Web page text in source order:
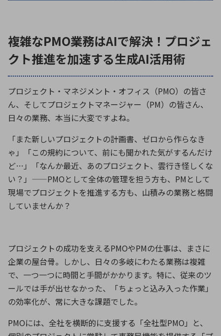
複雑なPMO業務はAIで解決！プロジェ
クト推進を加速する生成AI活用術
プロジェクト・マネジメント・オフィス（PMO）の皆さ
ん、そしてプロジェクトマネージャー（PM）の皆さん、
日々の業務、本当に大変ですよね。
「また新しいプロジェクトの計画書、ゼロから作らなき
ゃ」「この規約について、前にも聞かれた気がするんだけ
ど… 」「なんか最近、あのプロジェクト、雲行き怪しくな
い？」 ——PMOとして全体の管理を担う方も、 PM として
現場でプロジェクトを推進する方も、山積みの業務と格闘
していませんか？
プロジェクトの成功を支えるPMOやPMの仕事は、まさに
企業の屋台骨。しかし、日々の多岐にわたる業務は複雑
で、一つ一つに時間と手間がかかります。特に、従来のツ
ールでは手が出せなかった、「ちょっと込み入った作業」
の効率化が、常に大きな課題でした。
PMOには、全社を横断的に支援する「全社型PMO 」と、